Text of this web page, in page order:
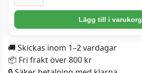
-
Memo
mängd
Lägg till i varukorg
🚚 Skickas inom 1–2 vardagar
📦 Fri frakt över 800 kr